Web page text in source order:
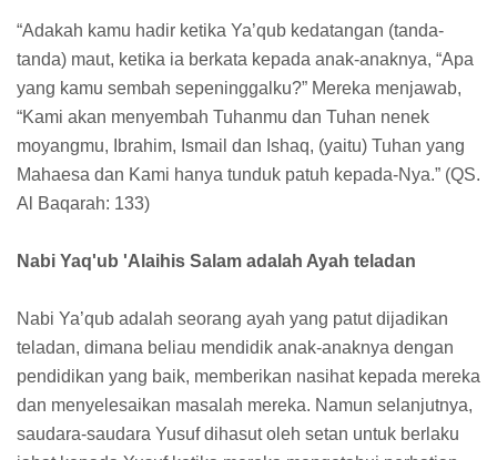
“Adakah kamu hadir ketika Ya’qub kedatangan (tanda-
tanda) maut, ketika ia berkata kepada anak-anaknya, “Apa
yang kamu sembah sepeninggalku?” Mereka menjawab,
“Kami akan menyembah Tuhanmu dan Tuhan nenek
moyangmu, Ibrahim, Ismail dan Ishaq, (yaitu) Tuhan yang
Mahaesa dan Kami hanya tunduk patuh kepada-Nya.” (QS.
Al Baqarah: 133)
Nabi Yaq'ub 'Alaihis Salam adalah Ayah teladan
Nabi Ya’qub adalah seorang ayah yang patut dijadikan
teladan, dimana beliau mendidik anak-anaknya dengan
pendidikan yang baik, memberikan nasihat kepada mereka
dan menyelesaikan masalah mereka. Namun selanjutnya,
saudara-saudara Yusuf dihasut oleh setan untuk berlaku